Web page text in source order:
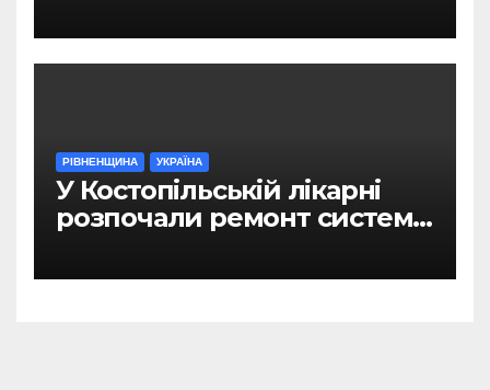
РІВНЕНЩИНА УКРАЇНА
У Костопільській лікарні
розпочали ремонт системи